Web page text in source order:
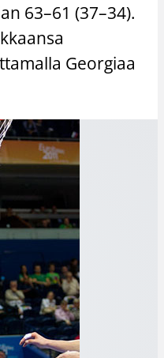
63–61 (37–34).
Georgiaa